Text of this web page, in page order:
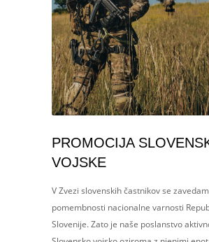
PROMOCIJA
VOJSKE
V Zvezi slovenskih častnikov se
pomembnosti nacionalne varnosti
Slovenije. Zato je naše poslanstvo